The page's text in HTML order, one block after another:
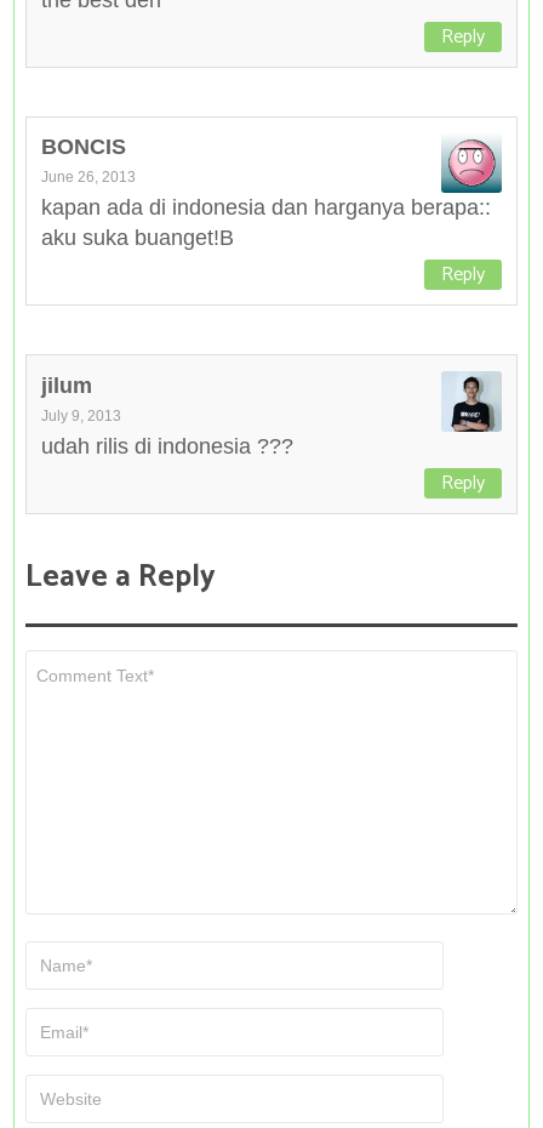
Reply
BONCIS
June 26, 2013
kapan ada di indonesia dan harganya berapa::
aku suka buanget!B
Reply
jilum
July 9, 2013
udah rilis di indonesia ???
Reply
Leave a Reply